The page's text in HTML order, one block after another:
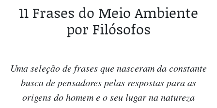
11 Frases do Meio Ambiente
por Filósofos
Uma seleção de frases que nasceram da constante
busca de pensadores pelas respostas para as
origens do homem e o seu lugar na natureza